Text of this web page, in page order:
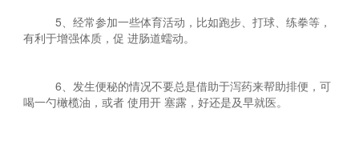
5、经常参加一些体育活动，比如跑步、打球、练拳等，
有利于增强体质，促 进肠道蠕动。
6、发生便秘的情况不要总是借助于泻药来帮助排便，可
喝一勺橄榄油，或者 使用开 塞露，好还是及早就医。